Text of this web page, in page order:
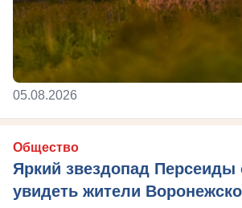
05.08.2026
Общество
Яркий звездопад Персеиды
увидеть жители